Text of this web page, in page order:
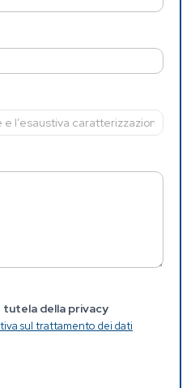
tutela della privacy
sul trattamento dei dati